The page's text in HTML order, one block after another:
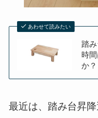
あわせて読みたい
踏
時
か？
最近は、踏み台昇